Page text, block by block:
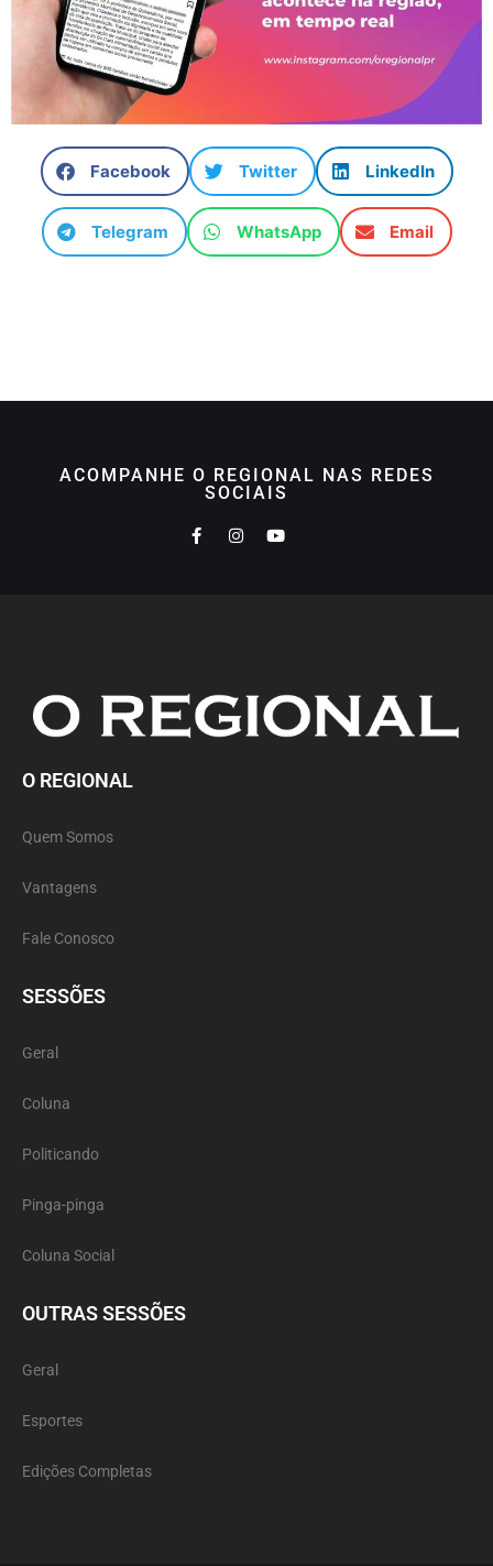
Facebook Twitter LinkedIn
Telegram WhatsApp Email
ACOMPANHE O REGIONAL NAS REDES
SOCIAIS
O REGIONAL
Quem Somos
Vantagens
Fale Conosco
SESSÕES
Geral
Coluna
Politicando
Pinga-pinga
Coluna Social
OUTRAS SESSÕES
Geral
Esportes
Edições Completas